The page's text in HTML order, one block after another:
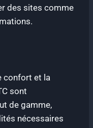
des sites comme
confort et la
sont
de gamme,
nécessaires